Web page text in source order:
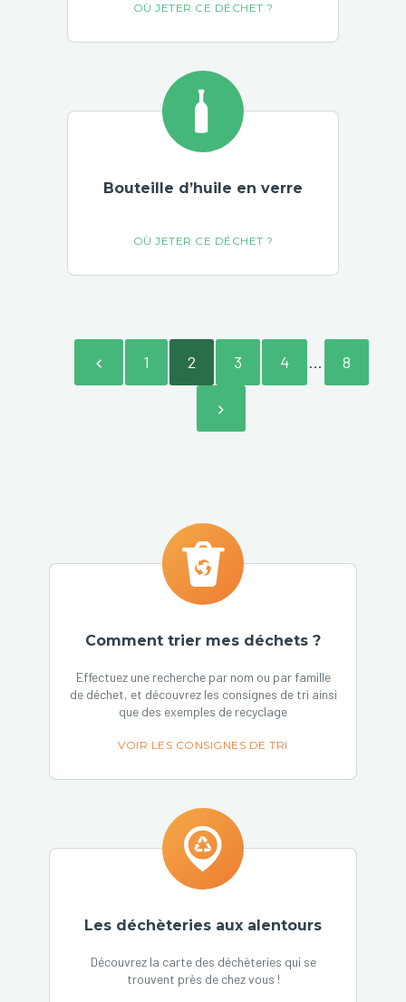
Bouteille d’huile en verre
1 2 3 4 ... 8
Comment trier mes déchets ?
Effectuez une recherche par nom ou par famille
de déchet, et découvrez les consignes de tri ainsi
que des exemples de recyclage
VOIR LES CONSIGNES DE TRI
Les déchèteries aux alentours
Découvrez la carte des déchèteries qui se
trouvent près de chez vous !